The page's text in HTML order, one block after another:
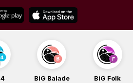
BiG Balade BiG Folk